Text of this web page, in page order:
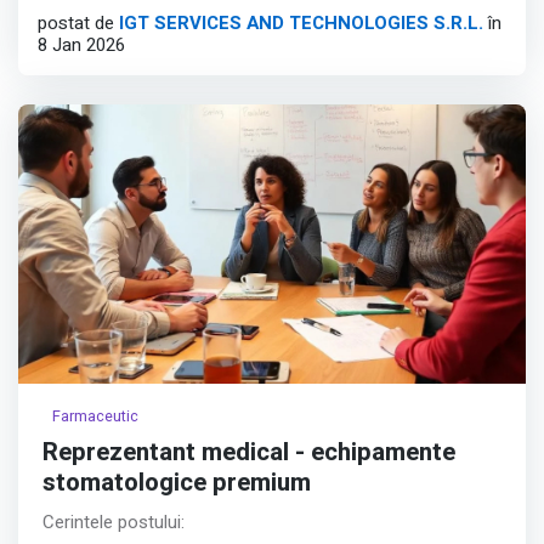
Travel and High-Growth Tech sectors.
Position Overview:
Afișează tot
postat de IGT SERVICES AND TECHNOLOGIES S.R.L. în
8 Jan 2026
Farmaceutic
Reprezentant medical - echipamente
stomatologice premium
Cerintele postului: